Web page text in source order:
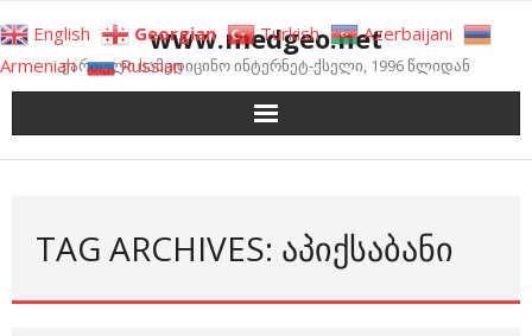
to
content
www.medgeo.net
ქართული სამედიცინო ინტერნეტ-ქსელი, 1996 წლიდან
TAG ARCHIVES: ᲐᲞᲘᲥᲡᲐᲑᲐᲜᲘ
English Georgian Turkish
Azerbaijani
Armenian
Russian